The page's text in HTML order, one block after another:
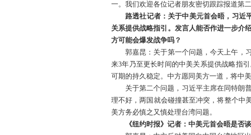
一。我们欢迎各位记者朋友密切跟踪报道第
路透社记者：关于中美元首会晤，习近
关系提供战略指引。发言人能否作进一步介
方可能会爆发战争吗？
郭嘉昆：关于第一个问题，今天上午，
来3年乃至更长时间的中美关系提供战略指
可期的持久稳定。中方愿同美方一道，将中
关于第二个问题，习近平主席在同特朗
理不好，两国就会碰撞甚至冲突，将整个中
美方务必慎之又慎处理台湾问题。
《纽约时报》记者：中美元首会晤是否